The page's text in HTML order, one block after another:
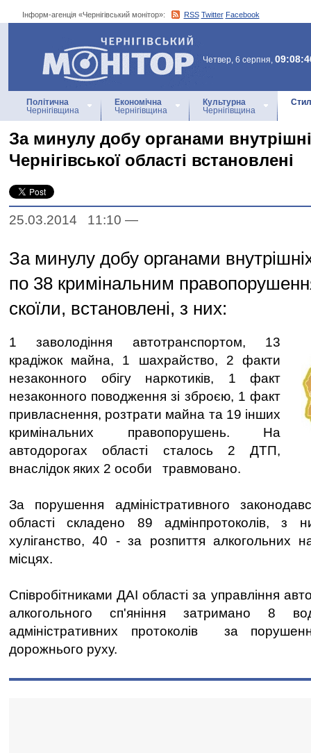
Інформ-агенція «Чернігівський монітор»: RSS Twitter Facebook
Інформ-агенція
«Чернігівський монітор»
Четвер, 6 серпня,
Політична
Чернігівщина
Економічна
Чернігівщина
Культурна
Чернігівщина
За минулу добу органами
Чернігівської області встановлені
25.03.2014 11:10 —
За минулу добу органами
по 38 кримінальним
скоїли, встановлені, з них:
1 заволодіння автотранспортом, 13
крадіжок майна, 1 шахрайство, 2 факти
незаконного обігу наркотиків, 1 факт
незаконного поводження зі зброєю, 1 факт
привласнення, розтрати майна та 19 інших
кримінальних правопорушень. На
автодорогах області сталось 2 ДТП,
внаслідок яких 2 особи травмовано.
За порушення адміністративного
області складено 89 адмінпротоколів,
хуліганство, 40 - за розпиття алкогольних
місцях.
Співробітниками ДАІ області за управління
алкогольного сп'яніння затримано 8
адміністративних протоколів за
дорожнього руху.